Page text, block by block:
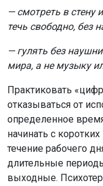
— смотреть в стену
течь свободно, без
— гулять без
мира, а не музыку
Практиковать
отказываться от
определенное
начинать с
течение рабочего
длительные
выходные.